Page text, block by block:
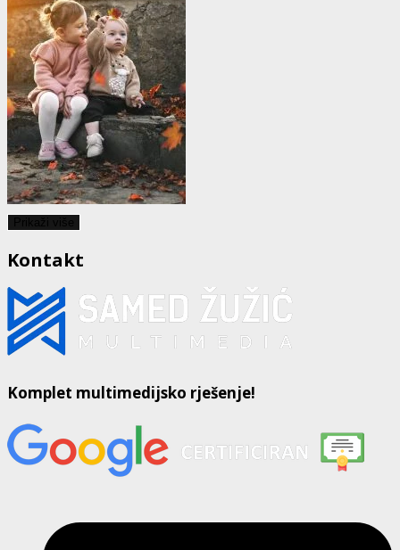
Kontakt
Komplet multimedijsko rješenje!